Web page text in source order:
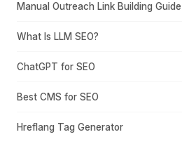
Manual Outreach Link Building Guide
What Is LLM SEO?
ChatGPT for SEO
Best CMS for SEO
Hreflang Tag Generator